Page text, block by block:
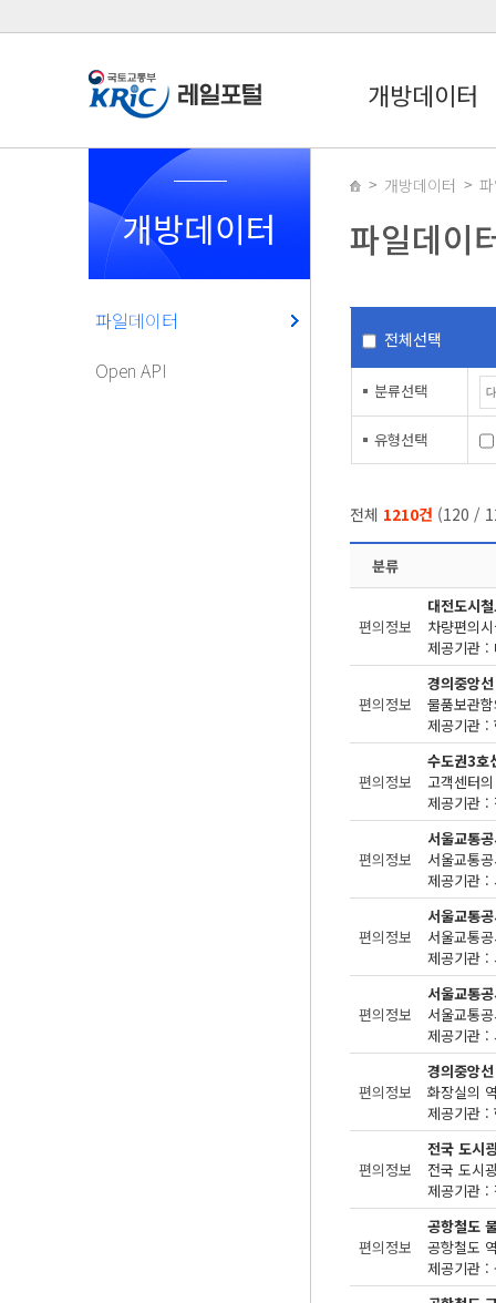
개방데이터
개방데이터
파일데이터
Open API
개방데이터
파일데이
전체선택
분류선택
유형선택
전체 1210건 (120 /
분류
편의정보
대전도시
차량편의
제공기관 :
편의정보
경의중앙
물품보관
제공기관 :
편의정보
수도권3호
고객센터
제공기관 :
편의정보
서울교통
제공기관 :
편의정보
서울교통
제공기관 :
편의정보
서울교통
제공기관 :
편의정보
경의중앙
화장실의
제공기관 :
편의정보
전국 도시
제공기관 :
편의정보
공항철도
제공기관 :